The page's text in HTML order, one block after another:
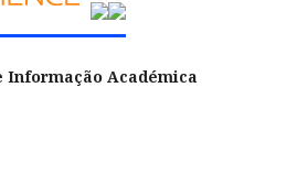
Informação Académica